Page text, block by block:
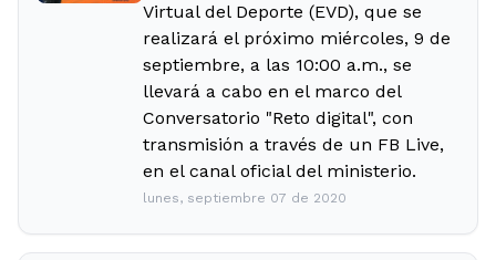
Virtual del Deporte (EVD), que se
realizará el próximo miércoles, 9 de
septiembre, a las 10:00 a.m., se
llevará a cabo en el marco del
Conversatorio "Reto digital", con
transmisión a través de un FB Live,
en el canal oficial del ministerio.
lunes, septiembre 07 de 2020